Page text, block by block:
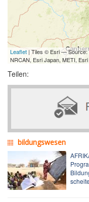
Leaflet| Tiles © Esri — Source:
NRCAN, Esri Japan, METI,
Teilen:
bildungswesen